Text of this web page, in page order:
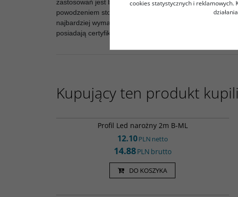
zastosowań jest bardzo szerokie. Doskonale nadaje się
powodzeniem stosować w ścianach, płytach meblowych,
najbardziej wymagające aranżacje. Wszystkie nasze
posiadają certyfikat CE.
Kupujący ten produkt
Profil Led narożny 2m B-ML
12.10PLN netto
14.88PLN brutto
DO KOSZYKA
cookies statystycznych i reklamowych.